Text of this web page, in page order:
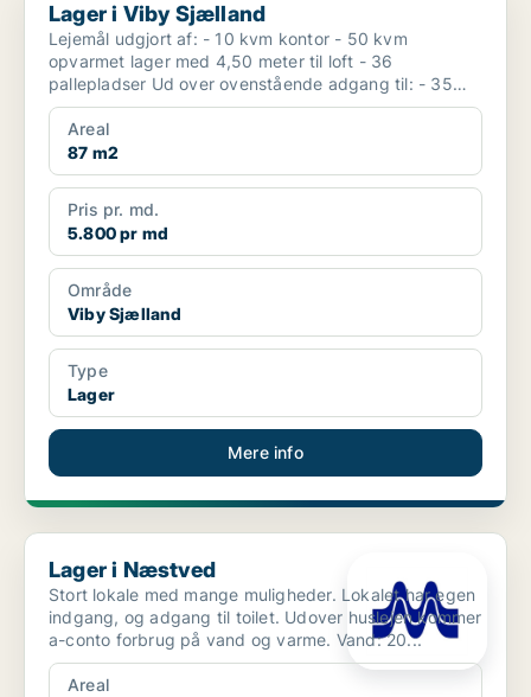
Lager i Viby Sjælland
Lejemål udgjort af: - 10 kvm kontor - 50 kvm
opvarmet lager med 4,50 meter til loft - 36
pallepladser Ud over ovenstående adgang til: - 35
kvm spisest...
Areal
87 m2
Pris pr. md.
5.800 pr md
Område
Viby Sjælland
Type
Lager
Mere info
Lager i Næstved
Lager i Næstved
Stort lokale med mange muligheder. Lokalet har egen
indgang, og adgang til toilet. Udover huslejen kommer
a-conto forbrug på vand og varme. Vand: 20...
Areal